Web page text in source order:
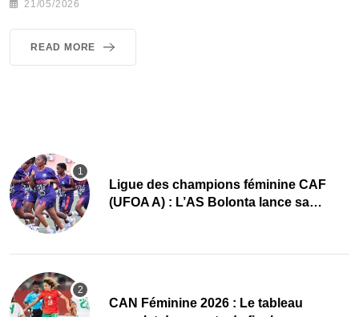
21/05/2026
READ MORE
Ligue des champions féminine CAF
(UFOA A) : L’AS Bolonta lance sa
CAN Féminine 2026 : Le tableau